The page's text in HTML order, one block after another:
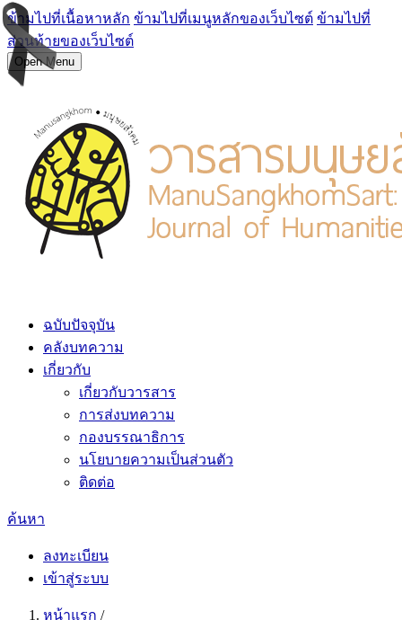
ข้ามไปที่เนื้อหาหลัก ข้ามไปที่เมนูหลักของเว็บไซต์ ข้ามไปที่
ส่วนท้ายของเว็บไซต์
Open Menu
ฉบับปัจจุบัน
คลังบทความ
เกี่ยวกับ
เกี่ยวกับวารสาร
การส่งบทความ
กองบรรณาธิการ
นโยบายความเป็นส่วนตัว
ติดต่อ
ค้นหา
ลงทะเบียน
เข้าสู่ระบบ
หน้าแรก /